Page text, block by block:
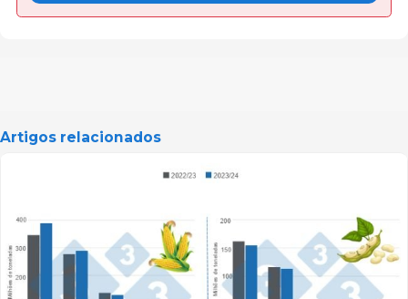
Artigos relacionados